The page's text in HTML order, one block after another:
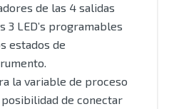
de las 4 salidas
3 LED’s programables
estados de
la variable de proceso
de conectar